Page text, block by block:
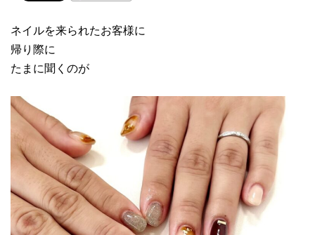
ネイルを来られたお客様に
帰り際に
たまに聞くのが